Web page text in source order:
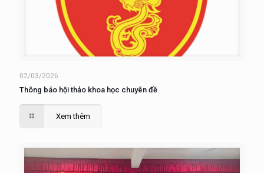
02/03/2026
Thông báo hội thảo khoa học chuyên đề
Xem thêm